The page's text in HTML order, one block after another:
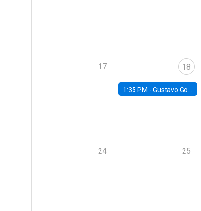
17 18
1:35 PM - Gustavo González, Banco Central de Chile
24 25